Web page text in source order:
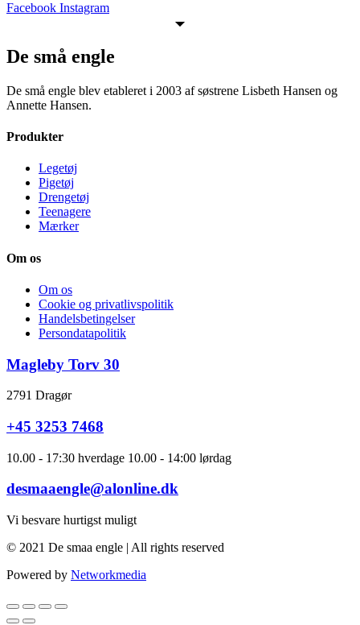
Facebook Instagram
De små engle
De små engle blev etableret i 2003 af søstrene Lisbeth Hansen og
Annette Hansen.
Produkter
Legetøj
Pigetøj
Drengetøj
Teenagere
Mærker
Om os
Om os
Cookie og privatlivspolitik
Handelsbetingelser
Persondatapolitik
Magleby Torv 30
2791 Dragør
+45 3253 7468
10.00 - 17:30 hverdage 10.00 - 14:00 lørdag
desmaaengle@alonline.dk
Vi besvare hurtigst muligt
© 2021 De smaa engle | All rights reserved
Powered by Networkmedia